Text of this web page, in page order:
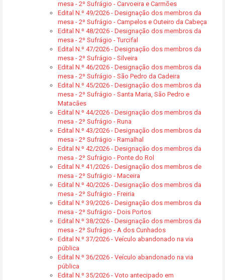
mesa - 2º Sufrágio - Carvoeira e Carmões
Edital N.º 49/2026 - Designação dos membros da
mesa - 2º Sufrágio - Campelos e Outeiro da Cabeça
Edital N.º 48/2026 - Designação dos membros da
mesa - 2º Sufrágio - Turcifal
Edital N.º 47/2026 - Designação dos membros da
mesa - 2º Sufrágio - Silveira
Edital N.º 46/2026 - Designação dos membros da
mesa - 2º Sufrágio - São Pedro da Cadeira
Edital N.º 45/2026 - Designação dos membros da
mesa - 2º Sufrágio - Santa Maria, São Pedro e
Matacães
Edital N.º 44/2026 - Designação dos membros da
mesa - 2º Sufrágio - Runa
Edital N.º 43/2026 - Designação dos membros da
mesa - 2º Sufrágio - Ramalhal
Edital N.º 42/2026 - Designação dos membros da
mesa - 2º Sufrágio - Ponte do Rol
Edital N.º 41/2026 - Designação dos membros de
mesa - 2º Sufrágio - Maceira
Edital N.º 40/2026 - Designação dos membros da
mesa - 2º Sufrágio - Freiria
Edital N.º 39/2026 - Designação dos membros da
mesa - 2º Sufrágio - Dois Portos
Edital N.º 38/2026 - Designação dos membros da
mesa - 2º Sufrágio - A dos Cunhados
Edital N.º 37/2026 - Veículo abandonado na via
pública
Edital N.º 36/2026 - Veículo abandonado na via
pública
Edital N.º 35/2026 - Voto antecipado em